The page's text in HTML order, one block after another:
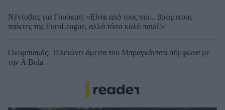
Νέντοβιτς για Γουόκαπ: «Είναι από τους πιο... βρώμικους
παίκτες της EuroLeague, αλλά τόσο καλό παιδί!»
Ολυμπιακός: Τελειώνει άμεσα του Μπραγκάντσα σύμφωνα με
την A Bola